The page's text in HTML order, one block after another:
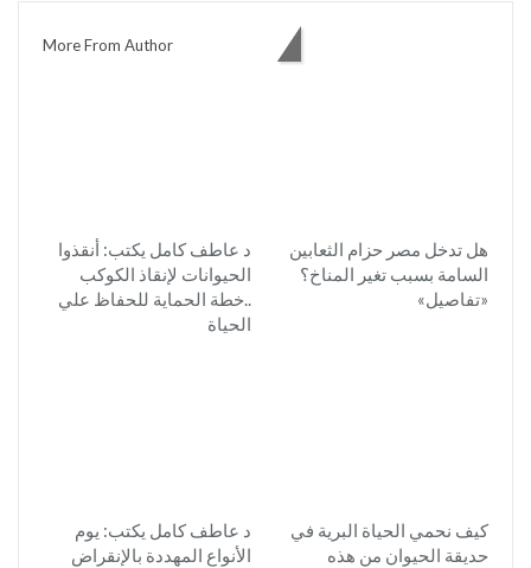
More From Author
هل تدخل مصر حزام الثعابين
السامة بسبب تغير المناخ؟
«تفاصيل»
د عاطف كامل يكتب: أنقذوا
الحيوانات لإنقاذ الكوكب
..خطة الحماية للحفاظ علي
الحياة
كيف نحمي الحياة البرية في
حديقة الحيوان من هذه
د عاطف كامل يكتب: يوم
الأنواع المهددة بالإنقراض